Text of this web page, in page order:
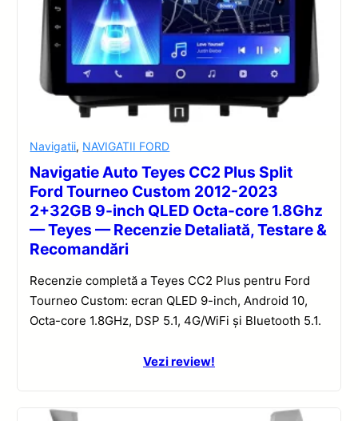
Navigatii, NAVIGATII FORD
Navigatie Auto Teyes CC2 Plus Split
Ford Tourneo Custom 2012-2023
2+32GB 9-inch QLED Octa-core 1.8Ghz
— Teyes — Recenzie Detaliată, Testare &
Recomandări
Recenzie completă a Teyes CC2 Plus pentru Ford
Tourneo Custom: ecran QLED 9-inch, Android 10,
Octa-core 1.8GHz, DSP 5.1, 4G/WiFi și Bluetooth 5.1.
Vezi review!